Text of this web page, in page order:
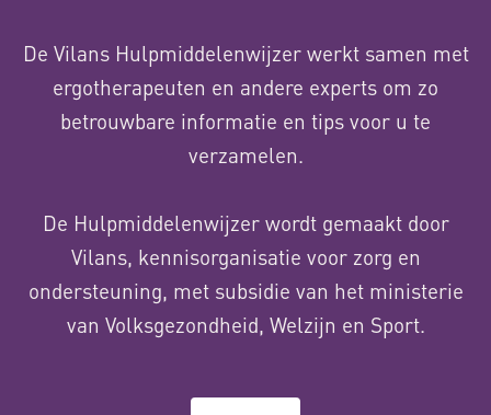
De Vilans Hulpmiddelenwijzer werkt samen met
ergotherapeuten en andere experts om zo
betrouwbare informatie en tips voor u te
verzamelen.
De Hulpmiddelenwijzer wordt gemaakt door
Vilans, kennisorganisatie voor zorg en
ondersteuning, met subsidie van het ministerie
van Volksgezondheid, Welzijn en Sport.